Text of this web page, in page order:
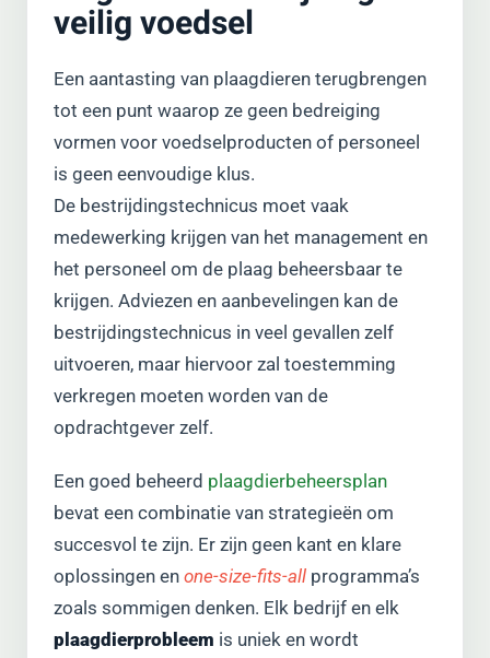
veilig voedsel
Een aantasting van plaagdieren terugbrengen
tot een punt waarop ze geen bedreiging
vormen voor voedselproducten of personeel
is geen eenvoudige klus.
De bestrijdingstechnicus moet vaak
medewerking krijgen van het management en
het personeel om de plaag beheersbaar te
krijgen. Adviezen en aanbevelingen kan de
bestrijdingstechnicus in veel gevallen zelf
uitvoeren, maar hiervoor zal toestemming
verkregen moeten worden van de
opdrachtgever zelf.
Een goed beheerd plaagdierbeheersplan
bevat een combinatie van strategieën om
succesvol te zijn. Er zijn geen kant en klare
oplossingen en one-size-fits-all programma’s
zoals sommigen denken. Elk bedrijf en elk
plaagdierprobleem is uniek en wordt